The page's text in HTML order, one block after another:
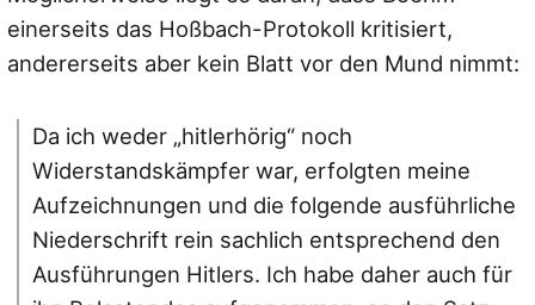
einerseits das Hoßbach-Protokoll kritisiert,
andererseits aber kein Blatt vor den Mund nimmt:
Da ich weder „hitlerhörig“ noch
Widerstandskämpfer war, erfolgten meine
Aufzeichnungen und die folgende ausführliche
Niederschrift rein sachlich entsprechend den
Ausführungen Hitlers. Ich habe daher auch für